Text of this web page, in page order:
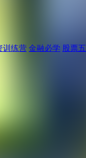
训练营 金融必学 股票